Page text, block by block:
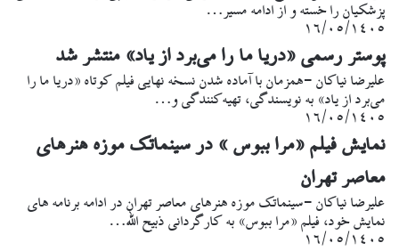
پزشکیان را خسته و از ادامه مسیر…
۱۶/۰۵/۱۴۰۵
پوستر رسمی «دریا ما را می‌برد از یاد» منتشر شد
علیرضا نیاکان -همزمان با آماده شدن نسخه نهایی فیلم کوتاه «دریا ما را
می‌برد از یاد» به نویسندگی، تهیه‌کنندگی و…
۱۶/۰۵/۱۴۰۵
نمایش فیلم «مرا ببوس » در سینماتک موزه هنرهای
معاصر تهران
علیرضا نیاکان -سینماتک موزه هنرهای معاصر تهران در ادامه برنامه های
نمایش خود، فیلم «مرا ببوس» به کارگردانی ذبیح الله…
۱۶/۰۵/۱۴۰۵